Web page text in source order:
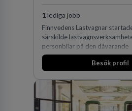
1lediga jobb
Finnvedens Lastvagnar
särskilde
personbilar på den dåvarande
huvudanläggningen i Värnamo.
man expanderat kraftigt
den största privata
Lastvagnar och finns
orter i södra Sverige.
Besök profil